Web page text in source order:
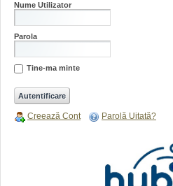
Nume Utilizator
Parola
Tine-ma minte
Creează Cont Parolă Uitată?